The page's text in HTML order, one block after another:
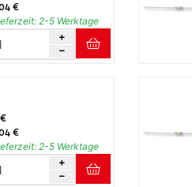
€
2-5 Werktage
€
2-5 Werktage